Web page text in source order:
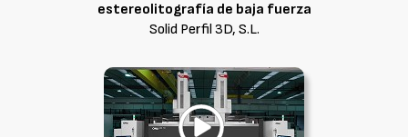
estereolitografía de baja fuerza
Solid Perfil 3D, S.L.